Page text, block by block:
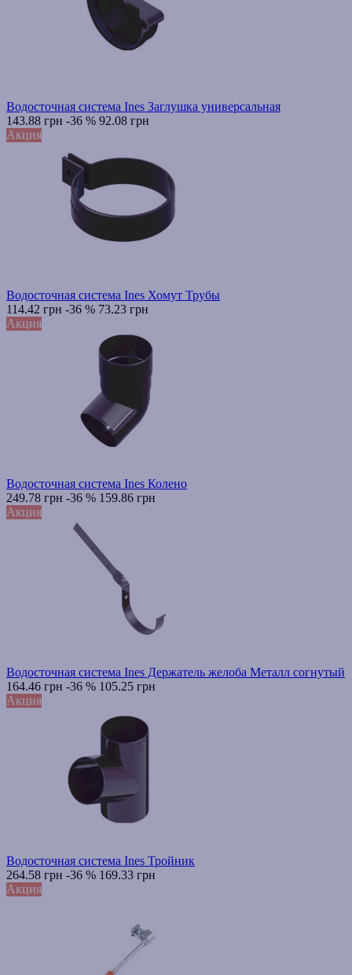
Водосточная система Ines Заглушка универсальная
143.88 грн -36 % 92.08 грн
Акция
Водосточная система Ines Хомут Трубы
114.42 грн -36 % 73.23 грн
Акция
Водосточная система Ines Колено
249.78 грн -36 % 159.86 грн
Акция
Водосточная система Ines Держатель желоба Металл согнутый
164.46 грн -36 % 105.25 грн
Акция
Водосточная система Ines Тройник
264.58 грн -36 % 169.33 грн
Акция